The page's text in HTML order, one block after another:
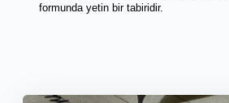
formunda yetin bir tabiridir.